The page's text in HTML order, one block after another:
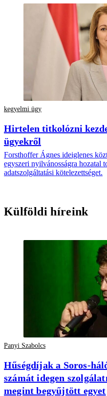
kegyelmi ügy
Hirtelen titkolózni
ügyekről
Forsthoffer Ágnes ideiglenes
egyszeri nyilvánosságra hozatal
adatszolgáltatási kötelezettséget.
Külföldi híreink
Panyi Szabolcs
Hűségdíjak a Soros-
számát idegen
megint begyűjtött egyet